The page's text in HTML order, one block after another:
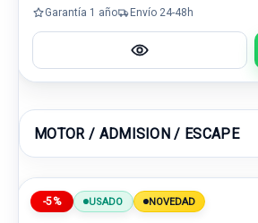
Garantía 1 año Envío 24-48h
MOTOR / ADMISION / ESCAPE
-5% USADO NOVEDAD